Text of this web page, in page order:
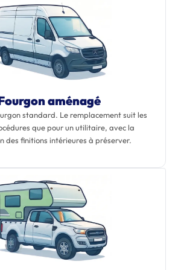
aménagé
standard. Le remplacement suit les
que pour un utilitaire, avec la
des finitions intérieures à préserver.